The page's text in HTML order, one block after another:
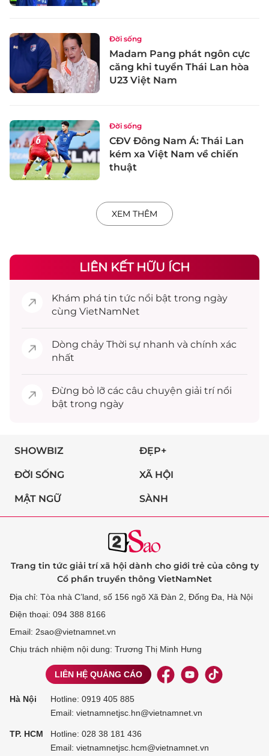
Đời sống
Madam Pang phát ngôn cực
căng khi tuyển Thái Lan hòa
U23 Việt Nam
Đời sống
CĐV Đông Nam Á: Thái Lan
kém xa Việt Nam về chiến
thuật
XEM THÊM
LIÊN KẾT HỮU ÍCH
Khám phá tin tức nổi bật trong ngày
cùng VietNamNet
Dòng chảy Thời sự nhanh và chính xác
nhất
Đừng bỏ lỡ các câu chuyện giải trínổi
bật trong ngày
SHOWBIZ ĐẸP+
ĐỜI SỐNG XÃ HỘI
MẬT NGỮ SÀNH
Trang tin tức giải trí xã hội dành cho giới trẻ của công ty
Cổ phần truyền thông VietNamNet
Địa chỉ: Tòa nhà C’land, số 156 ngõ Xã Đàn 2, Đống Đa, Hà Nội
Điện thoại: 094 388 8166
Email: 2sao@vietnamnet.vn
Chịu trách nhiệm nội dung: Trương Thị Minh Hưng
LIÊN HỆ QUẢNG CÁO
Hà Nội Hotline: 0919 405 885
Email: vietnamnetjsc.hn@vietnamnet.vn
TP. HCM Hotline: 028 38 181 436
Email: vietnamnetjsc.hcm@vietnamnet.vn